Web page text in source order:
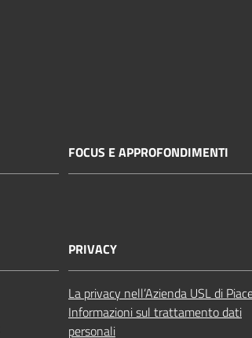
FOCUS E APPROFONDIMENTI
PRIVACY
La privacy nell’Azienda USL di
Informazioni sul trattamento dati
personali